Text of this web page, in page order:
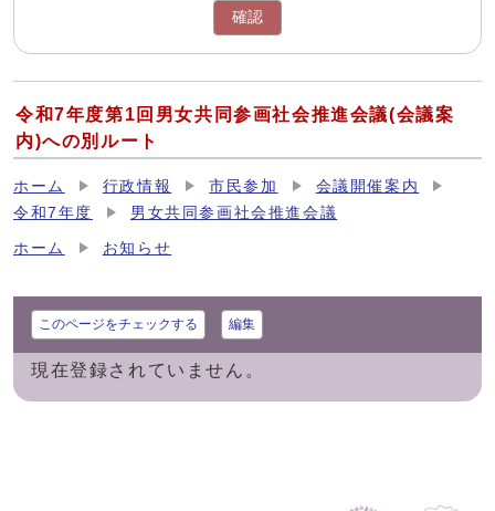
確認
令和7年度第1回男女共同参画社会推進会議(会議案
内)への別ルート
ホーム 行政情報 市民参加
会議開催案内
令和7年度
男女共同参画社会推進会議
ホーム お知らせ
このページをチェックする 編集
現在登録されていません。